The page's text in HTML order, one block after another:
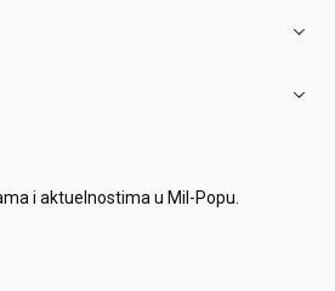
i aktuelnostima u Mil-Popu.